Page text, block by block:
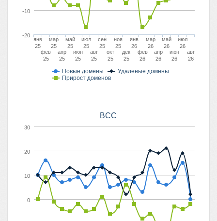
Новые домены
Удаленые домены
Прирост доменов
янв
25
фев
25
мар
25
апр
25
май
25
июн
25
июл
25
авг
25
сен
25
окт
25
ноя
25
дек
25
янв
26
фев
26
мар
26
апр
26
май
26
июн
26
июл
26
авг
26
-20
-10
BCC
0
10
20
30